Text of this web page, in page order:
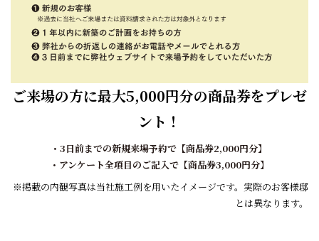
ご来場の方に最大5,000円分の商品券をプレゼ
ント！
・3日前までの新規来場予約で【商品券2,000円分】
・アンケート全項目のご記入で【商品券3,000円分】
※掲載の内観写真は当社施工例を用いたイメージです。実際のお客様邸
とは異なります。